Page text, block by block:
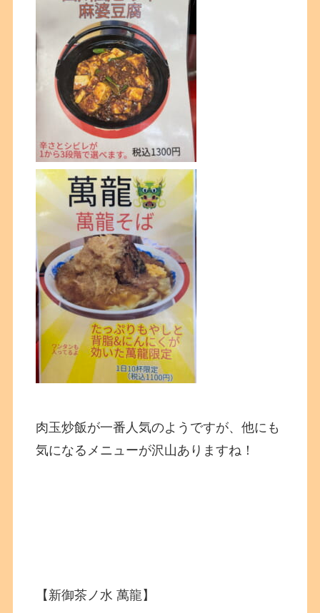
肉玉炒飯が一番人気のようですが、他にも
気になるメニューが沢山ありますね！
【新御茶ノ水 萬龍】